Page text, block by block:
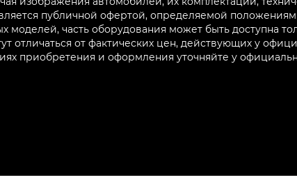
публичной офертой, определяемой
часть оборудования может быть доступна
отличаться от фактических цен, действующих у
приобретения и оформления уточняйте у